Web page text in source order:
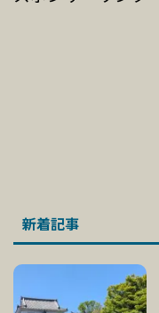
新着記事